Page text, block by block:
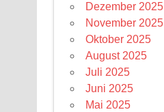
Dezember 2025
November 2025
Oktober 2025
August 2025
Juli 2025
Juni 2025
Mai 2025